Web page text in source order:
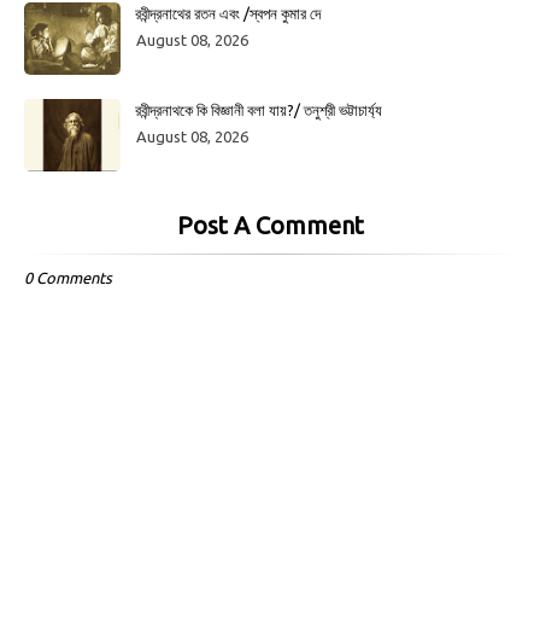
রবীন্দ্রনাথের রতন এবং /স্বপন কুমার দে
August 08, 2026
রবীন্দ্রনাথকে কি বিজ্ঞানী বলা যায়?/ তনুশ্রী ভট্টাচার্য্য
August 08, 2026
Post A Comment
0 Comments